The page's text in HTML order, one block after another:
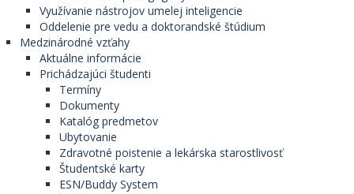
Využívanie nástrojov umelej inteligencie
Oddelenie pre vedu a doktorandské štúdium
Medzinárodné vzťahy
Aktuálne informácie
Prichádzajúci študenti
Termíny
Dokumenty
Katalóg predmetov
Ubytovanie
Zdravotné poistenie a lekárska starostlivosť
Študentské karty
ESN/Buddy System